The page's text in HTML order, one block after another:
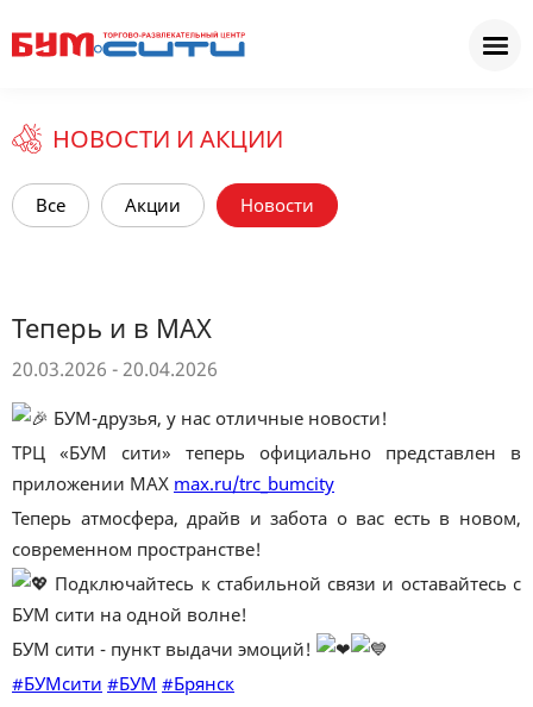
НОВОСТИ И АКЦИИ
Все Акции Новости
Теперь и в MAX
20.03.2026 - 20.04.2026
БУМ-друзья, у нас отличные новости!
ТРЦ «БУМ сити» теперь официально представлен в
приложении MAX max.ru/trc_bumcity
Теперь атмосфера, драйв и забота о вас есть в новом,
современном пространстве!
Подключайтесь к стабильной связи и оставайтесь с
БУМ сити на одной волне!
БУМ сити - пункт выдачи эмоций!
#БУМсити #БУМ #Брянск